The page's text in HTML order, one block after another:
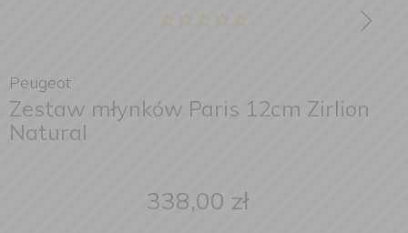
Peugeot
Zestaw młynków Paris 12cm Zirlion
Natural
338,00 zł